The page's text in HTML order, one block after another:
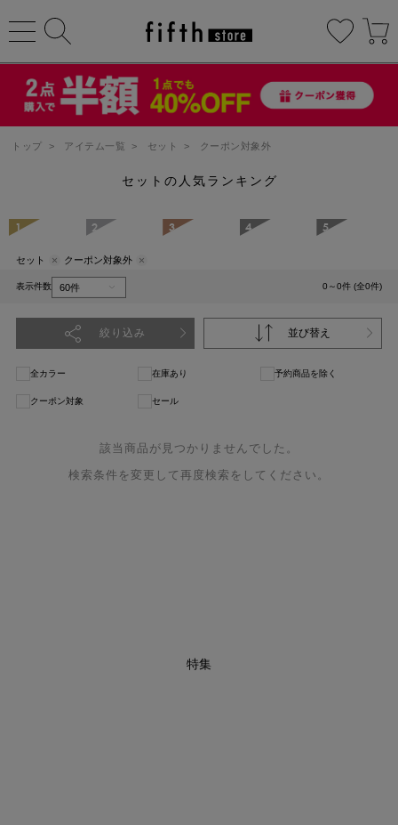
トップ > アイテム一覧 > セット > クーポン対象外
セットの人気ランキング
1 2 3 4 5
セット クーポン対象外
表示件数 0～0件 (全0件)
絞り込み 並び替え
全カラー 在庫あり 予約商品を除く
クーポン対象 セール
該当商品が見つかりませんでした。
検索条件を変更して再度検索をしてください。
特集